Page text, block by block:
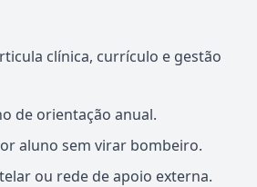
clínica, currículo e gestão
de orientação anual.
aluno sem virar bombeiro.
ou rede de apoio externa.